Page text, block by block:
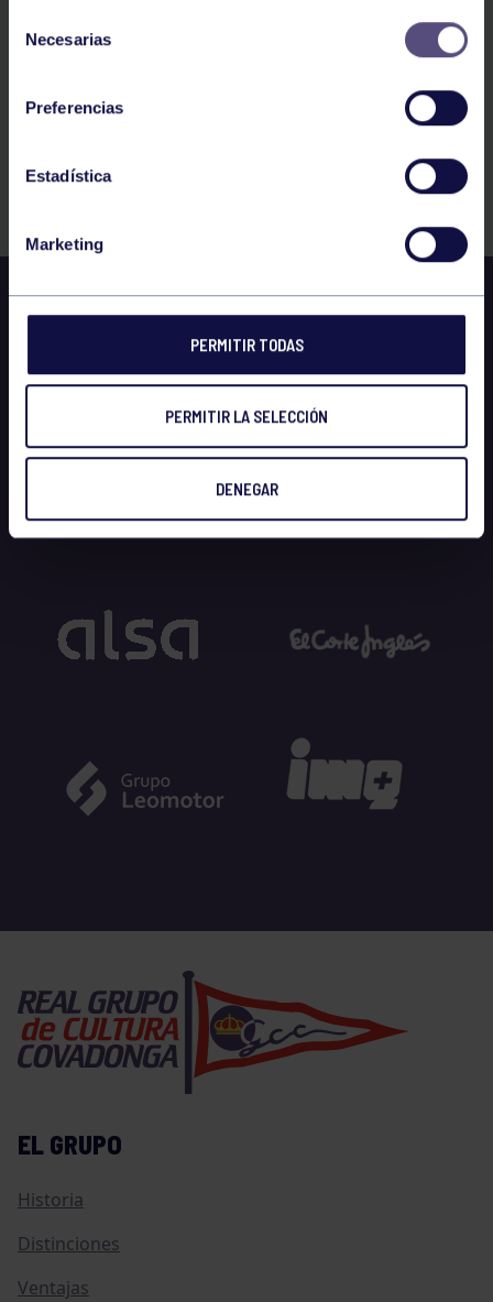
Necesarias
Preferencias
Estadística
Marketing
PERMITIR TODAS
PERMITIR LA SELECCIÓN
DENEGAR
ESTA SECCIÓN ESTÁ PATROCINADA POR:
EL GRUPO
Historia
Distinciones
Ventajas